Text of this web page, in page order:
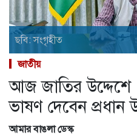
ছবি: সংগৃহীত
জাতীয়
আজ জাতির উদ্দেশে
ভাষণ দেবেন প্রধান
আমার বাঙলা ডেস্ক